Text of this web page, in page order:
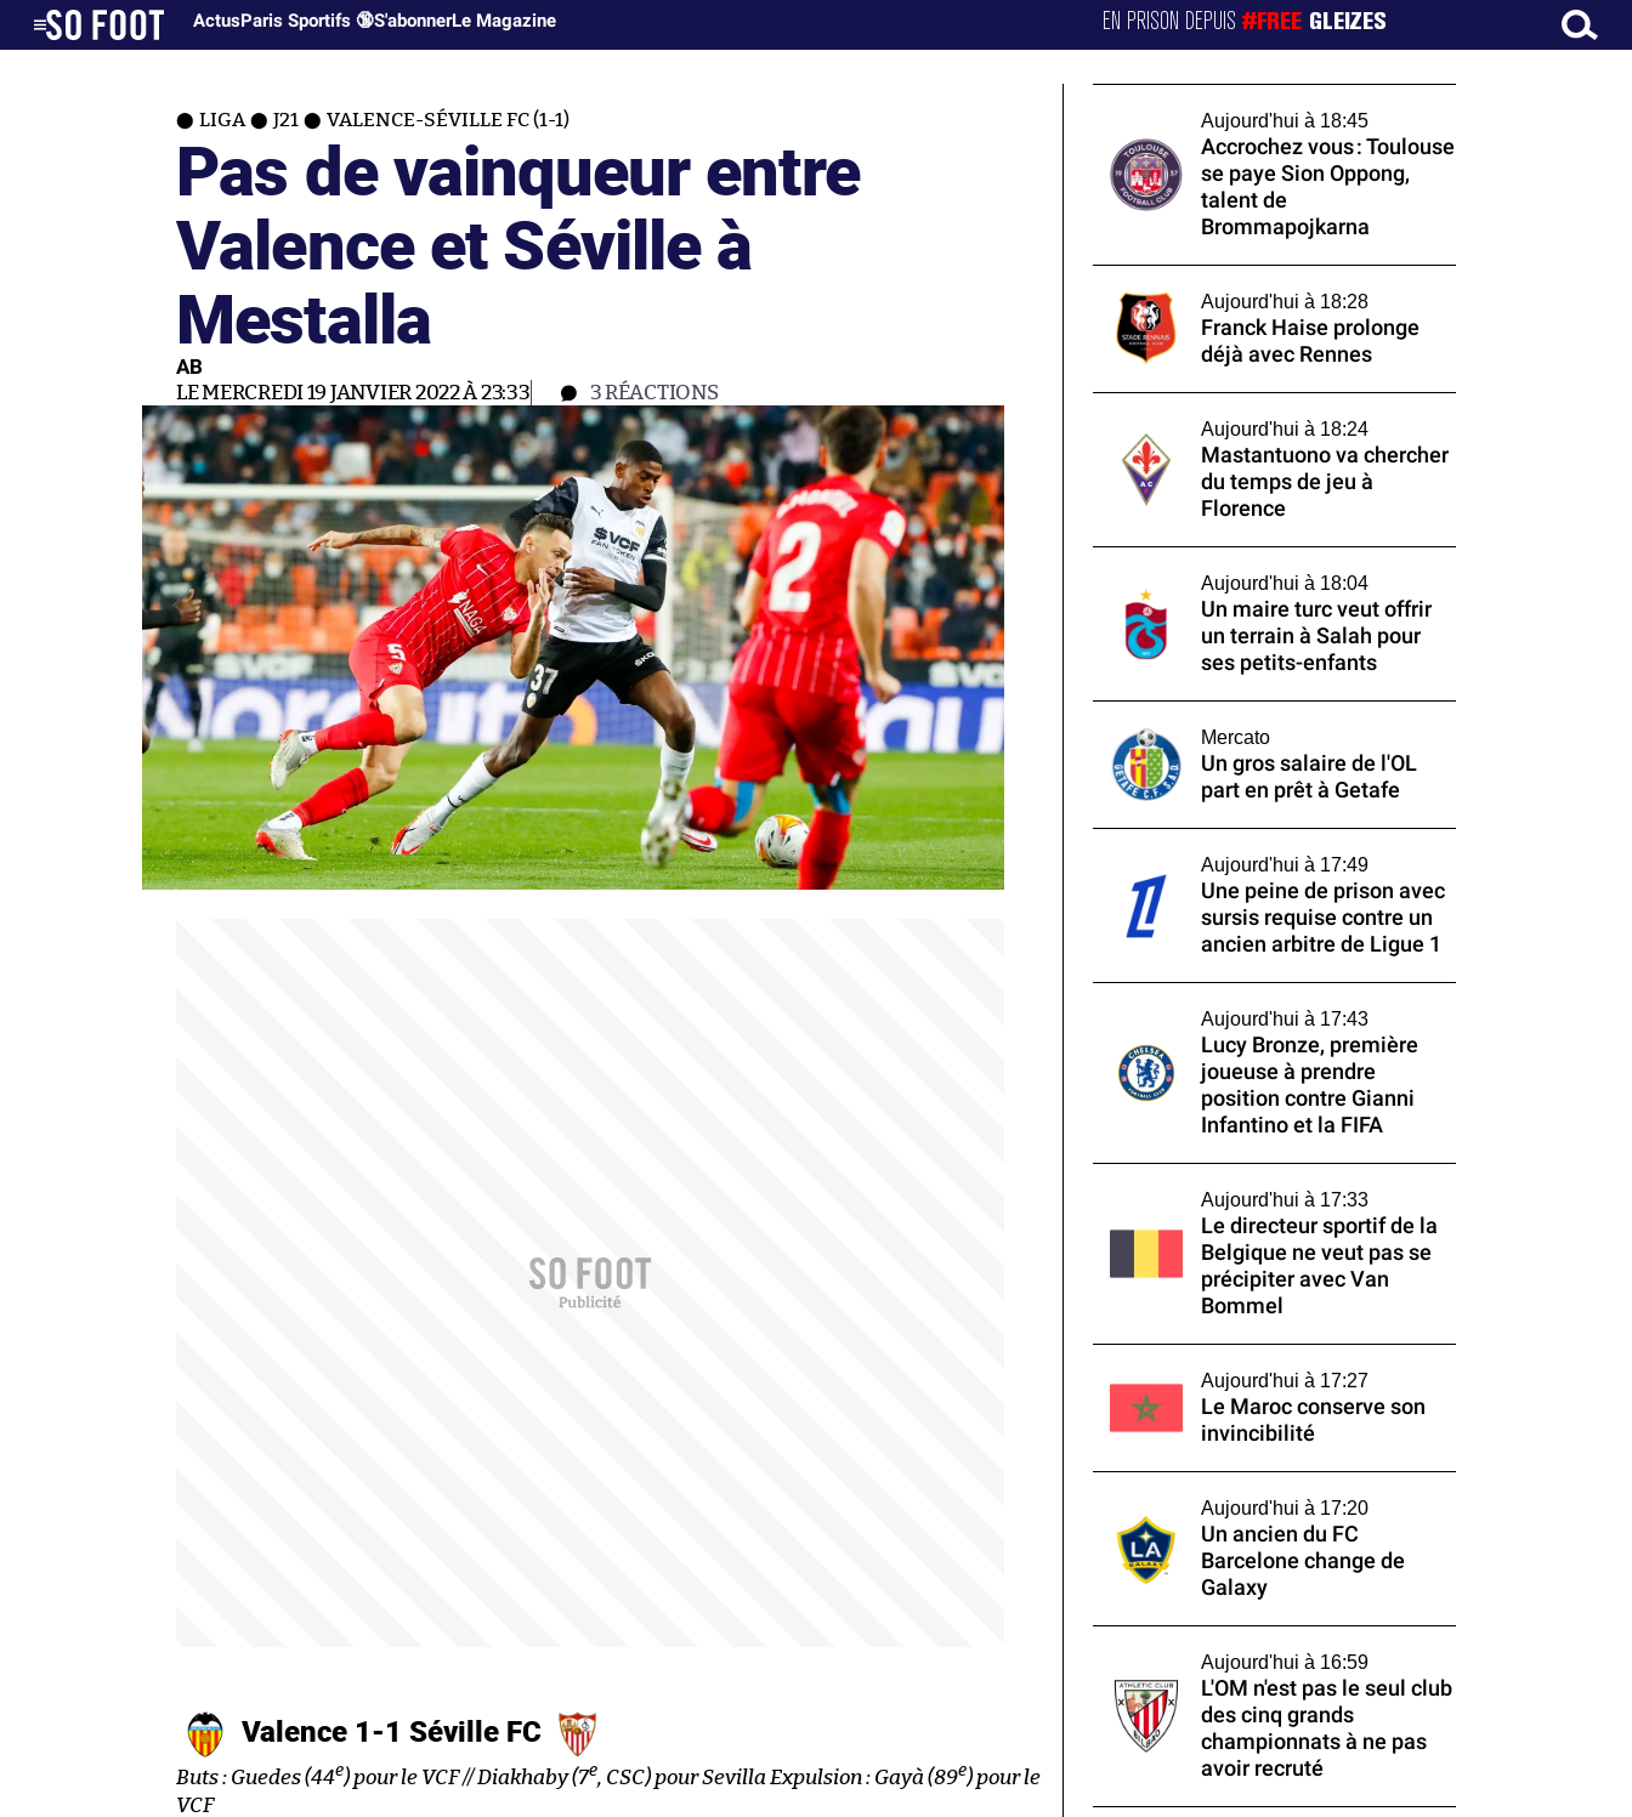
ActusParis Sportifs 🔞S'abonnerLe Magazine EN PRISON DEPUIS#FREE GLEIZES
LIGA J21 VALENCE-SÉVILLE FC (1-1)
Pas de vainqueur entre
Valence et Séville à
Mestalla
AB
LE MERCREDI 19 JANVIER 2022 À 23:33 3RÉACTIONS
Valence 1-1 Séville FC
Buts : Guedes (44e) pour le VCF // Diakhaby (7e, CSC) pour Sevilla Expulsion : Gayà (89e) pour le
VCF
Aujourd'hui à 18:45
Accrochez vous : Toulouse
se paye Sion Oppong,
talent de
Brommapojkarna
Aujourd'hui à 18:28
Franck Haise prolonge
déjà avec Rennes
Aujourd'hui à 18:24
Mastantuono va chercher
du temps de jeu à
Florence
Aujourd'hui à 18:04
Un maire turc veut offrir
un terrain à Salah pour
ses petits-enfants
Mercato
Un gros salaire de l'OL
part en prêt à Getafe
Aujourd'hui à 17:49
Une peine de prison avec
sursis requise contre un
ancien arbitre de Ligue 1
Aujourd'hui à 17:43
Lucy Bronze, première
joueuse à prendre
position contre Gianni
Infantino et la FIFA
Aujourd'hui à 17:33
Le directeur sportif de la
Belgique ne veut pas se
précipiter avec Van
Bommel
Aujourd'hui à 17:27
Le Maroc conserve son
invincibilité
Aujourd'hui à 17:20
Un ancien du FC
Barcelone change de
Galaxy
Aujourd'hui à 16:59
L'OM n'est pas le seul club
des cinq grands
championnats à ne pas
avoir recruté